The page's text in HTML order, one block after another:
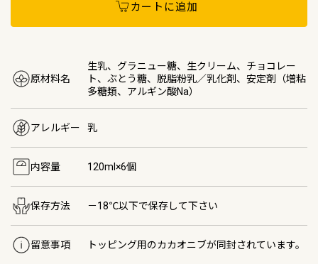
カートに追加
原材料名
生乳、グラニュー糖、生クリーム、チョコレー
ト、ぶとう糖、脱脂粉乳／乳化剤、安定剤（増粘
多糖類、アルギン酸Na）
アレルギー 乳
内容量 120ml×6個
保存方法 －18℃以下で保存して下さい
留意事項 トッピング用のカカオニブが同封されています。